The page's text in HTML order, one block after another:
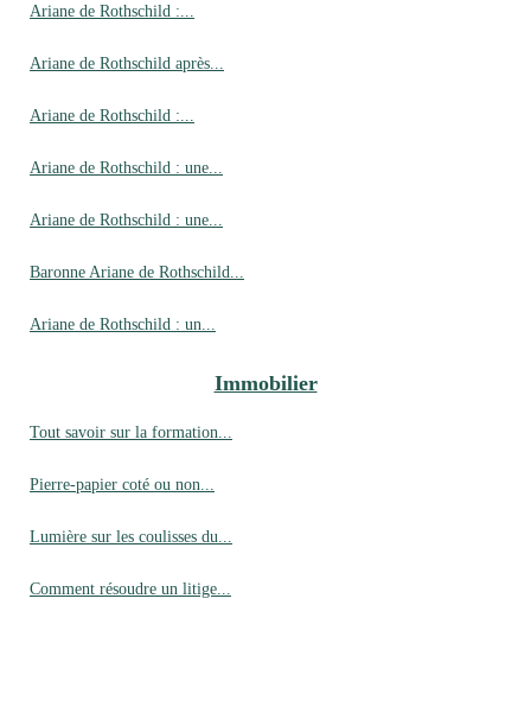
Ariane de Rothschild :...
Ariane de Rothschild après...
Ariane de Rothschild :...
Ariane de Rothschild : une...
Ariane de Rothschild : une...
Baronne Ariane de Rothschild...
Ariane de Rothschild : un...
Immobilier
Tout savoir sur la formation...
Pierre-papier coté ou non...
Lumière sur les coulisses du...
Comment résoudre un litige...